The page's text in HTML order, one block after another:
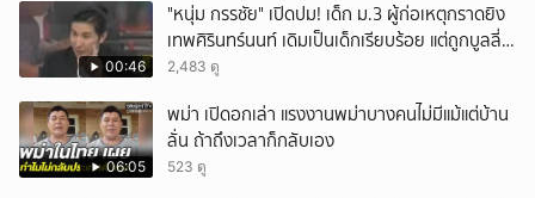
00:46
"หนุ่ม กรรชัย" เปิดปม! เด็ก ม.3 ผู้ก่อเหตุกราดยิง
เทพศิรินทร์นนท์ เดิมเป็นเด็กเรียบร้อย แต่ถูกบูลลี่
หนัก คาดแรงกดดันสะสมกลายเป็นแรงแค้น จนก่อ
2,483 ดู
06:05
พม่า เปิดอกเล่า แรงงานพม่าบางคนไม่มีแม้แต่บ้าน
ลั่น ถ้าถึงเวลาก็กลับเอง
523 ดู